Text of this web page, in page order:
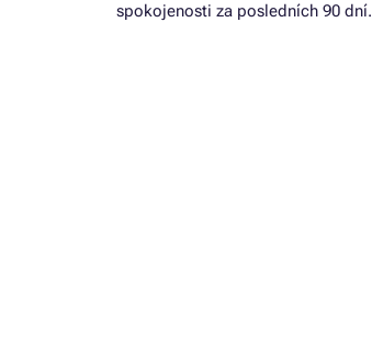
spokojenosti za posledních 90 dní.